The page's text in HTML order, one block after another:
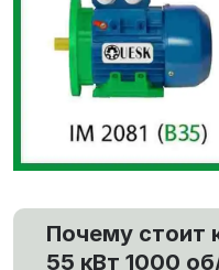
Почему стоит
55 кВт 1000